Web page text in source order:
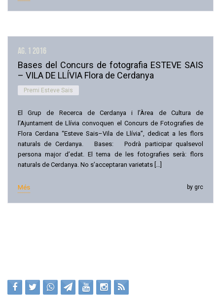
ag. 1 2016
Bases del Concurs de fotografia ESTEVE SAIS
– VILA DE LLÍVIA Flora de Cerdanya
Premi Esteve Sais
El Grup de Recerca de Cerdanya i l’Àrea de Cultura de
l’Ajuntament de Llívia convoquen el Concurs de Fotografies de
Flora Cerdana “Esteve Sais–Vila de Llívia”, dedicat a les flors
naturals de Cerdanya. Bases: Podrà participar qualsevol
persona major d’edat. El tema de les fotografies serà: flors
naturals de Cerdanya. No s’acceptaran varietats […]
Més by grc